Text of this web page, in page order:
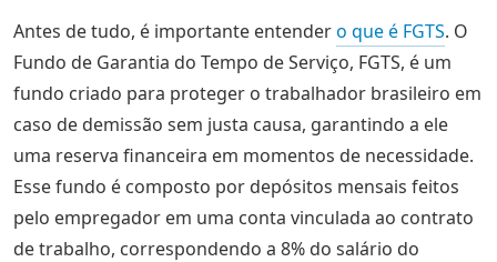
Antes de tudo, é importante entendero que é FGTS. O
Fundo de Garantia do Tempo de Serviço, FGTS, é um
fundo criado para proteger o trabalhador brasileiro em
caso de demissão sem justa causa, garantindo a ele
uma reserva financeira em momentos de necessidade.
Esse fundo é composto por depósitos mensais feitos
pelo empregador em uma conta vinculada ao contrato
de trabalho, correspondendo a 8% do salário do